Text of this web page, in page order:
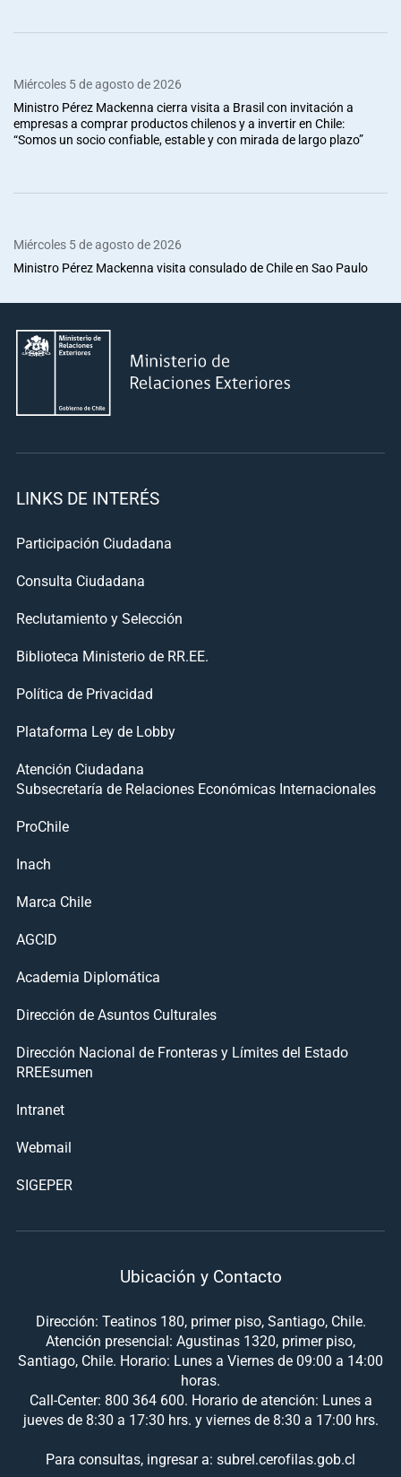
Miércoles 5 de agosto de 2026
Ministro Pérez Mackenna cierra visita a Brasil con invitación a
empresas a comprar productos chilenos y a invertir en Chile:
“Somos un socio confiable, estable y con mirada de largo plazo”
Miércoles 5 de agosto de 2026
Ministro Pérez Mackenna visita consulado de Chile en Sao Paulo
LINKS DE INTERÉS
Participación Ciudadana
Consulta Ciudadana
Reclutamiento y Selección
Biblioteca Ministerio de RR.EE.
Política de Privacidad
Plataforma Ley de Lobby
Atención Ciudadana
Subsecretaría de Relaciones Económicas Internacionales
ProChile
Inach
Marca Chile
AGCID
Academia Diplomática
Dirección de Asuntos Culturales
Dirección Nacional de Fronteras y Límites del Estado
RREEsumen
Intranet
Webmail
SIGEPER
Ubicación y Contacto
Dirección: Teatinos 180, primer piso, Santiago, Chile.
Atención presencial: Agustinas 1320, primer piso,
Santiago, Chile. Horario: Lunes a Viernes de 09:00 a 14:00
horas.
Call-Center: 800 364 600. Horario de atención: Lunes a
jueves de 8:30 a 17:30 hrs. y viernes de 8:30 a 17:00 hrs.
Para consultas, ingresar a: subrel.cerofilas.gob.cl